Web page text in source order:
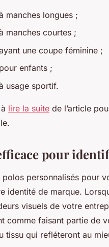
manches longues ;
manches courtes ;
une coupe féminine ;
enfants ;
usage sportif.
lire la suite de l’article
pour
personnalisés pour
identité de marque.
visuels de votre
comme faisant partie de
tissu qui refléteront au